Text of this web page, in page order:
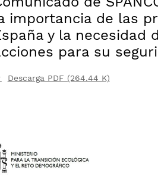
importancia de las
y la necesidad
para su
Descarga PDF (264.44 K)